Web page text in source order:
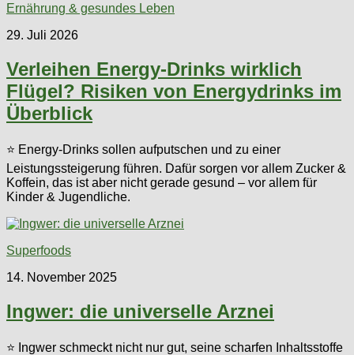
Ernährung & gesundes Leben
29. Juli 2026
Verleihen Energy-Drinks wirklich
Flügel? Risiken von Energydrinks im
Überblick
⭐ Energy-Drinks sollen aufputschen und zu einer
Leistungssteigerung führen. Dafür sorgen vor allem Zucker &
Koffein, das ist aber nicht gerade gesund – vor allem für
Kinder & Jugendliche.
Superfoods
14. November 2025
Ingwer: die universelle Arznei
⭐ Ingwer schmeckt nicht nur gut, seine scharfen Inhaltsstoffe